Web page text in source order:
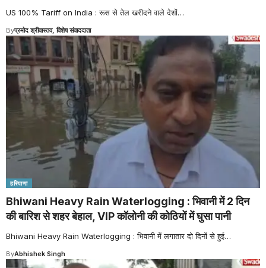
US 100% Tariff on India : रूस से तेल खरीदने वाले देशों…
Byप्रमोद श्रीवास्तव, विशेष संवाददाता
हरियाणा
Bhiwani Heavy Rain Waterlogging : भिवानी में 2 दिन
की बारिश से शहर बेहाल, VIP कॉलोनी की कोठियों में घुसा पानी
Bhiwani Heavy Rain Waterlogging : भिवानी में लगातार दो दिनों से हुई…
ByAbhishek Singh